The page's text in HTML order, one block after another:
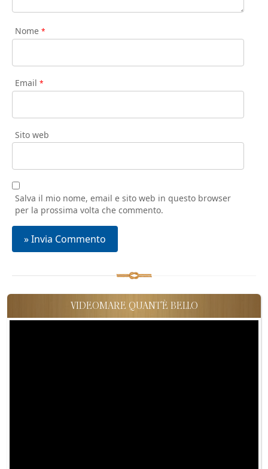
Nome *
Email *
Sito web
Salva il mio nome, email e sito web in questo browser
per la prossima volta che commento.
VIDEOMARE QUANT'È BELLO